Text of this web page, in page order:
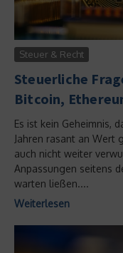
Steuer & Recht
Steuerliche
Bitcoin,
Es ist kein Geheimnis,
Jahren rasant an Wert
auch nicht weiter
Anpassungen seitens
warten ließen....
Weiterlesen